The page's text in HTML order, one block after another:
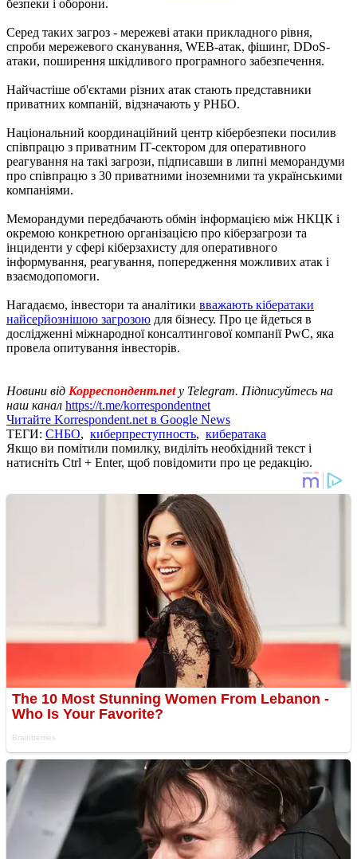
безпеки і оборони.
Серед таких загроз - мережеві атаки прикладного рівня,
спроби мережевого сканування, WEB-атак, фішинг, DDoS-
атаки, поширення шкідливого програмного забезпечення.
Найчастіше об'єктами різних атак стають представники
приватних компаній, відзначають у РНБО.
Національний координаційний центр кібербезпеки посилив
співпрацю з приватним ІТ-сектором для оперативного
реагування на такі загрози, підписавши в липні меморандуми
про співпрацю з 30 приватними іноземними та українськими
компаніями.
Меморандуми передбачають обмін інформацією між НКЦК і
окремою конкретною організацією про кіберзагрози та
інциденти у сфері кіберзахисту для оперативного
інформування, реагування, попередження можливих атак і
взаємодопомоги.
Нагадаємо, інвестори та аналітики вважають кібератаки
найсерйознішою загрозою для бізнесу. Про це йдеться в
дослідженні міжнародної консалтингової компанії PwC, яка
провела опитування інвесторів.
Новини від Корреспондент.net у Telegram. Підписуйтесь на
наш канал https://t.me/korrespondentnet
Читайте Korrespondent.net в Google News
ТЕГИ: СНБО, киберпреступность, кибератака
Якщо ви помітили помилку, виділіть необхідний текст і
натисніть Ctrl + Enter, щоб повідомити про це редакцію.